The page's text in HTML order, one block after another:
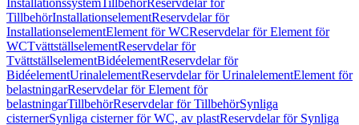
InstallationssystemTillbehörReservdelar för
TillbehörInstallationselementReservdelar för
InstallationselementElement för WCReservdelar för Element för
WCTvättställselementReservdelar för
TvättställselementBidéelementReservdelar för
BidéelementUrinalelementReservdelar för UrinalelementElement för
belastningarReservdelar för Element för
belastningarTillbehörReservdelar för TillbehörSynliga
cisternerSynliga cisterner för WC, av plastReservdelar för Synliga